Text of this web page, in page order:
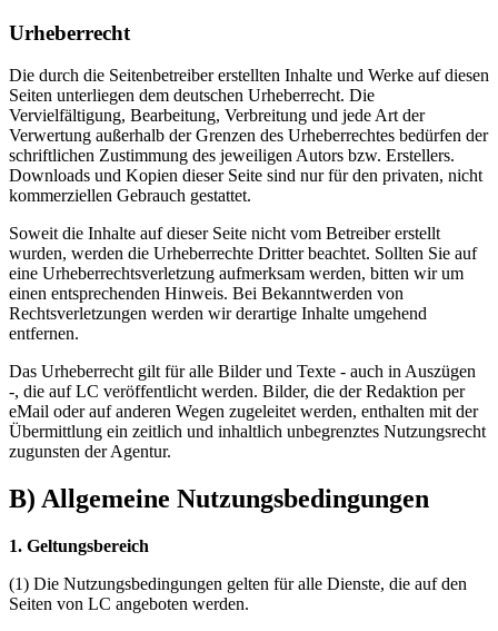
Urheberrecht
Die durch die Seitenbetreiber erstellten Inhalte und Werke auf diesen
Seiten unterliegen dem deutschen Urheberrecht. Die
Vervielfältigung, Bearbeitung, Verbreitung und jede Art der
Verwertung außerhalb der Grenzen des Urheberrechtes bedürfen der
schriftlichen Zustimmung des jeweiligen Autors bzw. Erstellers.
Downloads und Kopien dieser Seite sind nur für den privaten, nicht
kommerziellen Gebrauch gestattet.
Soweit die Inhalte auf dieser Seite nicht vom Betreiber erstellt
wurden, werden die Urheberrechte Dritter beachtet. Sollten Sie auf
eine Urheberrechtsverletzung aufmerksam werden, bitten wir um
einen entsprechenden Hinweis. Bei Bekanntwerden von
Rechtsverletzungen werden wir derartige Inhalte umgehend
entfernen.
Das Urheberrecht gilt für alle Bilder und Texte - auch in Auszügen
-, die auf LC veröffentlicht werden. Bilder, die der Redaktion per
eMail oder auf anderen Wegen zugeleitet werden, enthalten mit der
Übermittlung ein zeitlich und inhaltlich unbegrenztes Nutzungsrecht
zugunsten der Agentur.
B) Allgemeine Nutzungsbedingungen
1. Geltungsbereich
(1) Die Nutzungsbedingungen gelten für alle Dienste, die auf den
Seiten von LC angeboten werden.